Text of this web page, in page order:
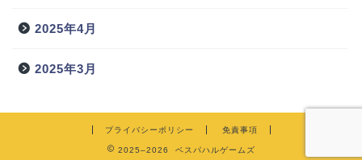
2025年4月
2025年3月
プライバシーポリシー 免責事項
2025–2026 ベスパハルゲームズ